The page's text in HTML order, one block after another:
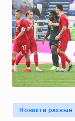
Опубликовано
в
Новости разные